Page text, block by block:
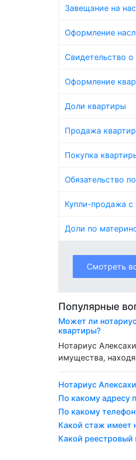
Завещание на
Оформление
Свидетельство о
Оформление
Доли квартиры
Продажа
Покупка
Обязательство
Купли-продажа с
Доли по
Смотреть
Популярные
Может ли
квартиры?
Нотариус
имущества,
Нотариус
По какому адресу
По какому
Какой стаж имеет
Какой реестровый